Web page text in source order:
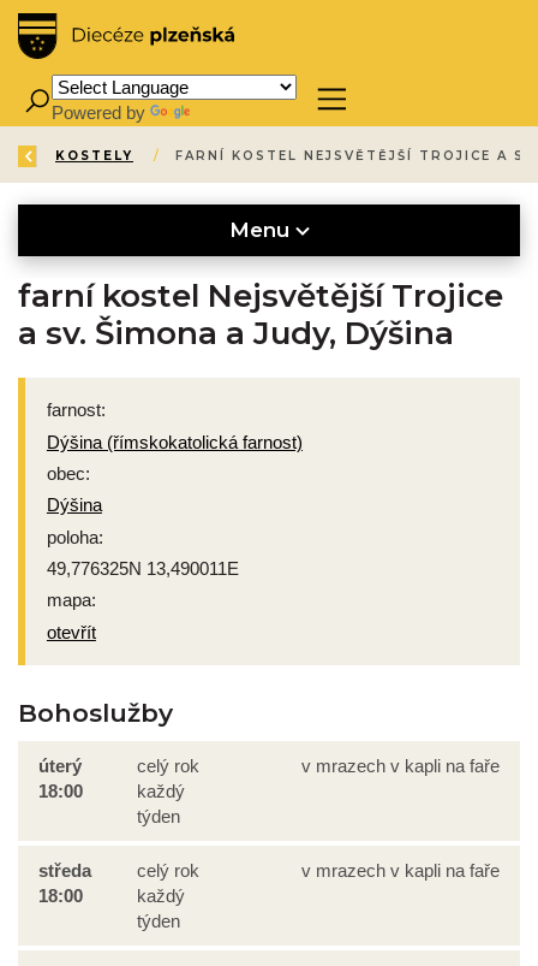
Powered by
ZPĚT
ÚVOD /
KATALOG
KOSTELY /
Menu
farní kostel Nejsvětější Trojice
a sv. Šimona a Judy, Dýšina
farnost:
Dýšina (římskokatolická farnost)
obec:
Dýšina
poloha:
49,776325N 13,490011E
mapa:
otevřít
Bohoslužby
úterý
18:00
celý rok
každý
týden
v mrazech v kapli na faře
středa
18:00
celý rok
každý
týden
v mrazech v kapli na faře